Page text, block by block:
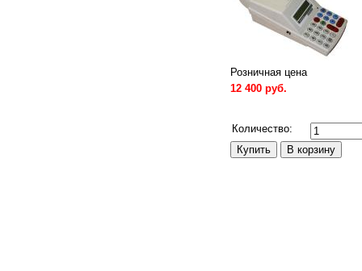
Розничная цена
12 400 руб.
Количество: